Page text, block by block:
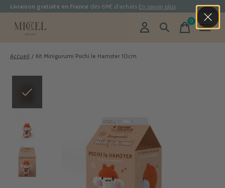
Livraison gratuite en France dès 69€ d'achats En savoir plus
0items
Accueil / Kit Minigurumi Pochi le Hamster 10cm